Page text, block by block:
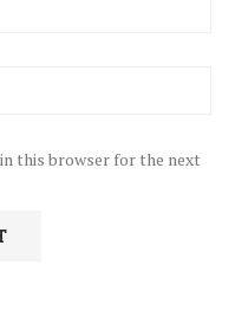
in this browser for the next